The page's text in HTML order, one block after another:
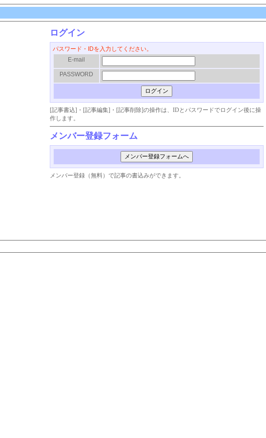
ログイン
パスワード・IDを入力してください。
E-mail
PASSWORD
[記事書込]・[記事編集]・[記事削除]の操作は、IDとパスワードでログイン後に操
作します。
メンバー登録フォーム
メンバー登録（無料）で記事の書込みができます。